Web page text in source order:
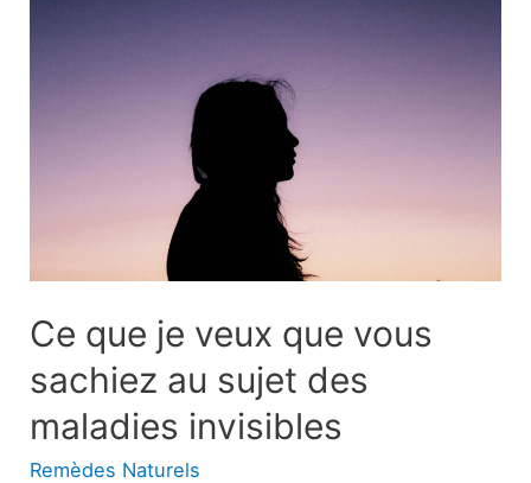
Ce que je veux que vous
sachiez au sujet des
maladies invisibles
Remèdes Naturels